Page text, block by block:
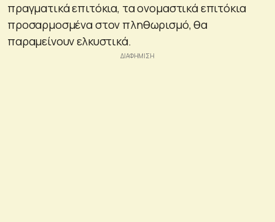
πραγματικά επιτόκια, τα ονομαστικά επιτόκια
προσαρμοσμένα στον πληθωρισμό, θα
παραμείνουν ελκυστικά.